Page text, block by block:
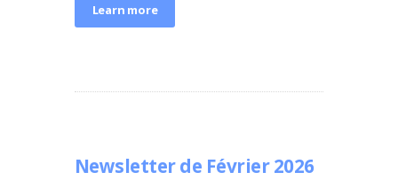
Learn more
Newsletter de Février 2026